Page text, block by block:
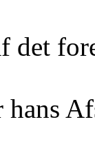
det
hans